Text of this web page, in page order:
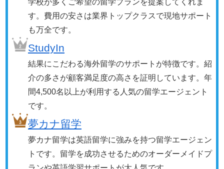
す。費用の安さは業界トップクラスで現地サポート
も万全です。
StudyIn
結果にこだわる海外留学のサポートが特徴です。紹
介の多さが顧客満足度の高さを証明しています。年
間4,500名以上が利用する人気の留学エージェント
です。
夢カナ留学
夢カナ留学は英語留学に強みを持つ留学エージェン
トです。留学を成功させるためのオーダーメイドプ